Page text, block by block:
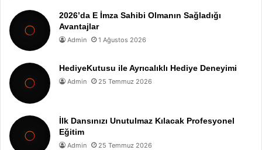
2026’da E İmza Sahibi Olmanın Sağladığı
Avantajlar
Admin 1 Ağustos 2026
HediyeKutusu ile Ayrıcalıklı Hediye Deneyimi
Admin 25 Temmuz 2026
İlk Dansınızı Unutulmaz Kılacak Profesyonel
Eğitim
Admin 25 Temmuz 2026